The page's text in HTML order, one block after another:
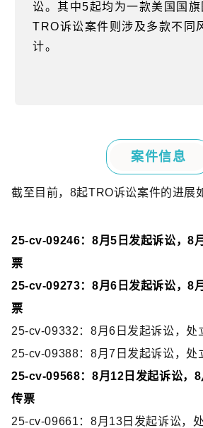
讼。其中5起均为一款美国国旗
TRO诉讼案件则涉及多款不同
计。
案件信息
截至目前， 8起TRO诉讼案件的进展
25-cv-09246： 8月5 日发起诉讼，8月
票
25-cv-09273： 8月6 日发起诉讼，8月
票
25-cv-09332 ： 8月6 日发起诉讼，处
25-cv-09388： 8月7 日发起诉讼， 处
25-cv-09568： 8月 12 日发起诉讼， 8
传票
25-cv-09661 ： 8月 13 日发起诉讼，